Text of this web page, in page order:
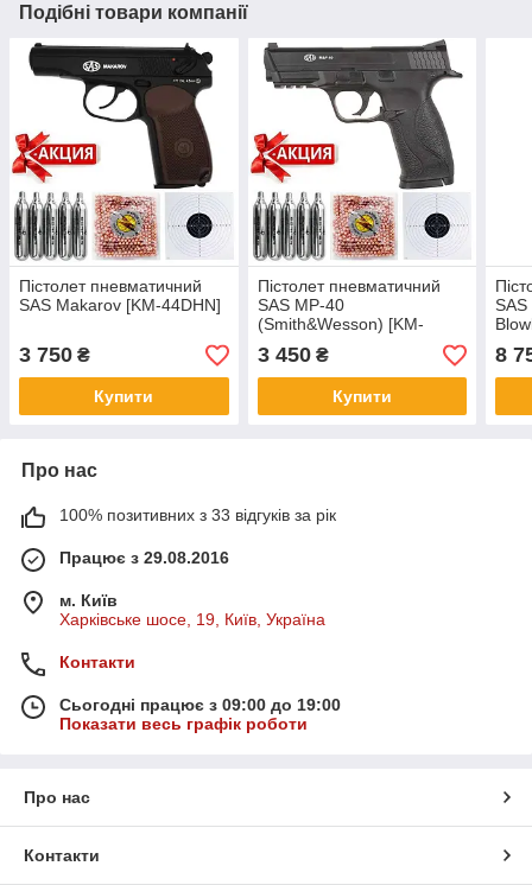
Подібні товари компанії
Пістолет пневматичний
SAS Makarov [KM-44DHN]
3 750 ₴
Купити
Пістолет пневматичний
SAS MP-40
(Smith&Wesson) [KM-
48HN]
3 450₴
Купити
8
Про нас
100% позитивних з 33 відгуків за рік
Працює з 29.08.2016
м. Київ
Харківське шосе, 19, Київ, Україна
Контакти
Сьогодні працює з 09:00 до 19:00
Показати весь графік роботи
Про нас
Контакти